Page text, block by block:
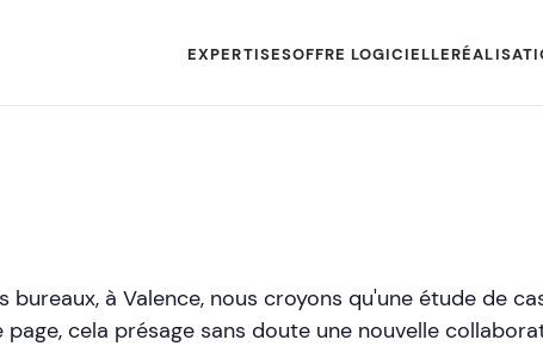
EXPERTISESOFFRE LOGICIELLE
bureaux, à Valence, nous croyons qu'une étude de
cela présage sans doute une nouvelle